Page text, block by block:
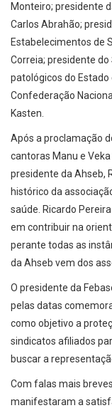
Monteiro; presidente
Carlos Abrahão;
Estabelecimentos de
Correia; presidente
patológicos do Estado
Confederação
Kasten.
Após a proclamação
cantoras Manu e
presidente da Ahseb,
histórico da
saúde. Ricardo
em contribuir na
perante todas as
da Ahseb vem dos
O presidente da
pelas datas
como objetivo a
sindicatos afiliados
buscar a
Com falas mais
manifestaram a